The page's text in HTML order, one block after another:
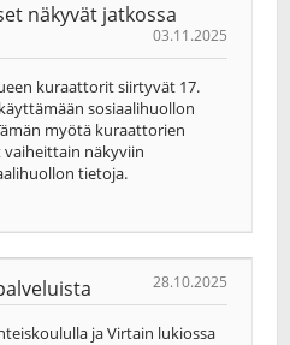
näkyvät jatkossa
03.11.2025
kuraattorit siirtyvät 17.
sosiaalihuollon
myötä kuraattorien
näkyviin
tietoja.
28.10.2025
ja Virtain lukiossa